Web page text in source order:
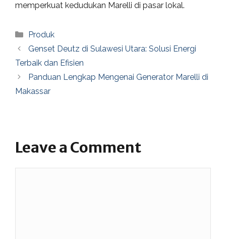
memperkuat kedudukan Marelli di pasar lokal.
Categories
Produk
Genset Deutz di Sulawesi Utara: Solusi Energi
Terbaik dan Efisien
Panduan Lengkap Mengenai Generator Marelli di
Makassar
Leave a Comment